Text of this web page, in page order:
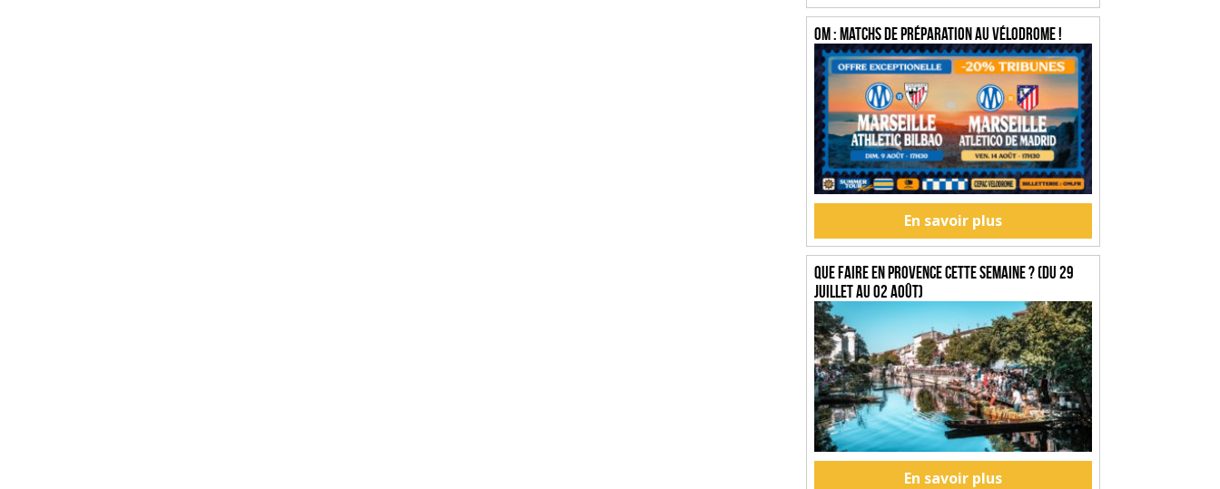
OM : Matchs de préparation au Vélodrome !
En savoir plus
Que faire en Provence cette semaine ? (du 29
juillet au 02 août)
En savoir plus